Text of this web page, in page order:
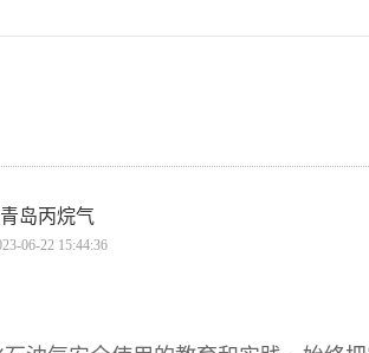
青岛丙烷气
06-22 15:44:36